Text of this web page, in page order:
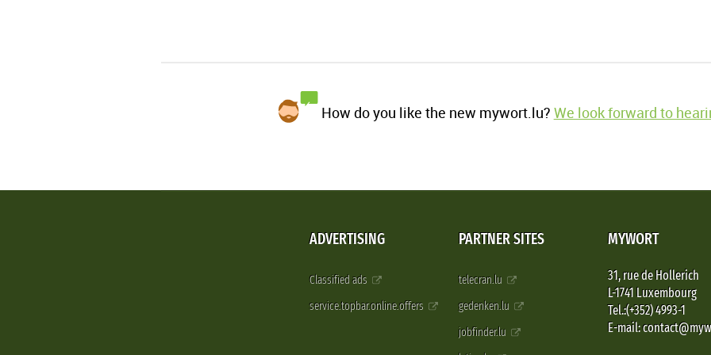
How do you like the new mywort.lu? We look forward to
ADVERTISING
Classified ads
service.topbar.online.offers
PARTNER SITES
telecran.lu
gedenken.lu
jobfinder.lu
MYWORT
31, rue de Hollerich
L-1741 Luxembourg
Tel.:(+352) 4993-1
E-mail: